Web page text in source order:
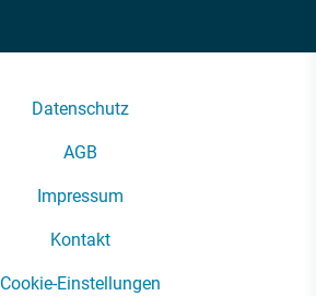
Datenschutz
AGB
Impressum
Kontakt
Cookie-Einstellungen